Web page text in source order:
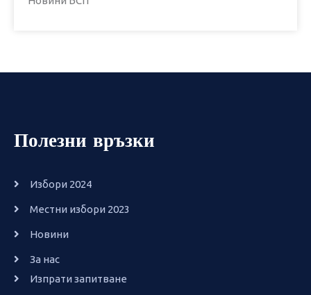
Полезни връзки
Избори 2024
Местни избори 2023
Новини
За нас
Изпрати запитване